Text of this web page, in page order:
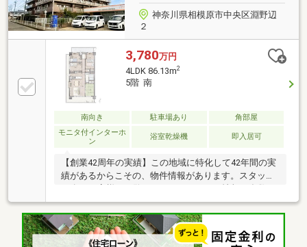
神奈川県相模原市中央区淵野辺
２
3,780万円
4LDK 86.13m2
5階 南
南向き 駐車場あり
角部屋
モニタ付インターホ
ン
浴室乾燥機 即入居可
【創業42周年の実績】この地域に特化して42年間の実
績があるからこその、物件情報があります。スタッフ
40名でお客様がご覧になったことのない情報を多数ご
用意しております。※自己資金を使いたくない※現在、
他のローンを組んでいるけど大丈夫かな等お気軽に下
記までご連絡ください。☆フリーダイヤル：0120-12-
7417お住まい探しは朝日土地建物(株)営業7課にお任せ